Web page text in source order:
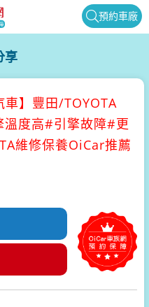
預約車廠
享
車】豐田/TOYOTA
溫度高#引擎故障#更
維修保養OiCar推薦